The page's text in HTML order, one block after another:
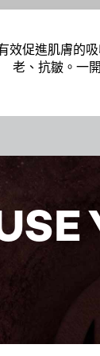
效促進肌膚的
老、抗皺。一